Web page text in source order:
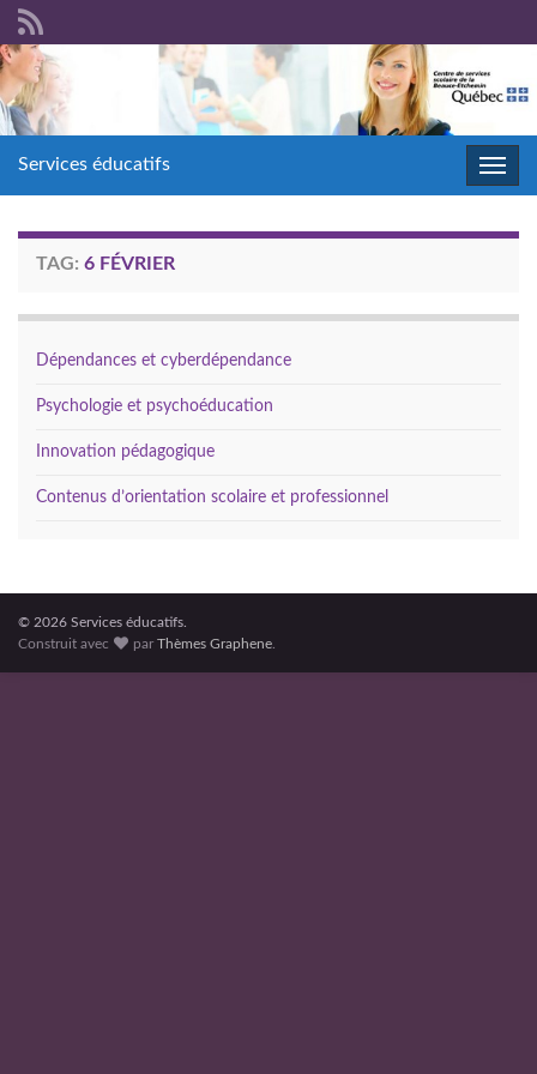
Services éducatifs
TAG: 6 FÉVRIER
Dépendances et cyberdépendance
Psychologie et psychoéducation
Innovation pédagogique
Contenus d’orientation scolaire et professionnel
© 2026 Services éducatifs.
Construit avec
parThèmes Graphene